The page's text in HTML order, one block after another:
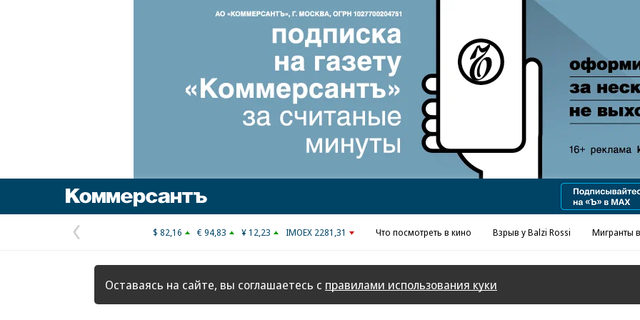
Реклама в «Ъ» www.kommersant.ru/ad
Предыдущая
страница
$ 82,16 € 94,83 ¥ 12,23 IMOEX 2281,31 Что посмотреть в кино Взрыв у Balzi Rossi Мигранты
Оставаясь на сайте, вы соглашаетесь с правилами использования куки